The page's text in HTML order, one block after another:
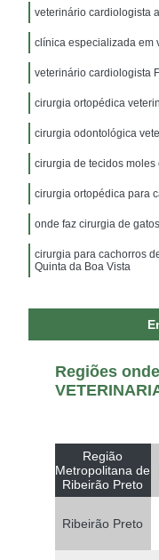
veterinário cardiologista
clínica especializada em
veterinário cardiologista
cirurgia ortopédica
cirurgia odontológica
cirurgia de tecidos
cirurgia ortopédica para
onde faz cirurgia de
cirurgia para cachorros
Quinta da Boa Vista
Regiões
Região
Metropolitana de
Ribeirão Preto
Ribeirão Preto